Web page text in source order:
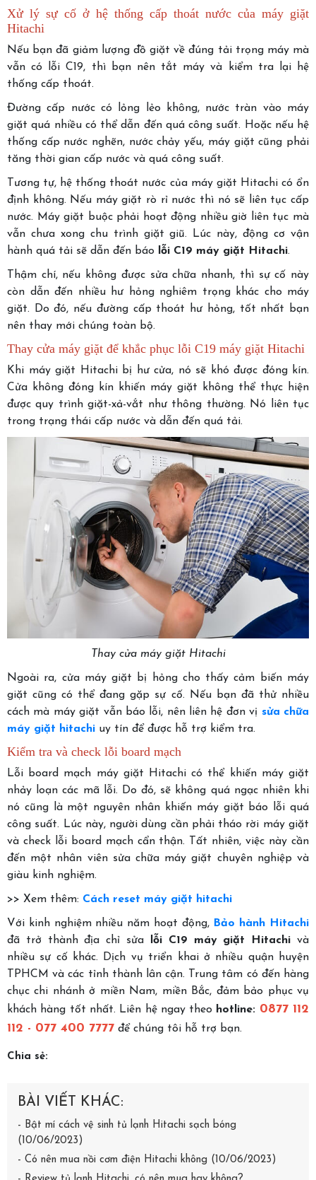
Xử lý sự cố ở hệ thống cấp thoát nước của máy giặt
Hitachi
Nếu bạn đã giảm lượng đồ giặt về đúng tải trọng máy mà
vẫn có lỗi C19, thì bạn nên tắt máy và kiểm tra lại hệ
thống cấp thoát.
Đường cấp nước có lỏng lẻo không, nước tràn vào máy
giặt quá nhiều có thể dẫn đến quá công suất. Hoặc nếu hệ
thống cấp nước nghẽn, nước chảy yếu, máy giặt cũng phải
tăng thời gian cấp nước và quá công suất.
Tương tự, hệ thống thoát nước của máy giặt Hitachi có ổn
định không. Nếu máy giặt rò rỉ nước thì nó sẽ liên tục cấp
nước. Máy giặt buộc phải hoạt động nhiều giờ liên tục mà
vẫn chưa xong chu trình giặt giũ. Lúc này, động cơ vận
hành quá tải sẽ dẫn đến báo lỗi C19 máy giặt Hitachi.
Thậm chí, nếu không được sửa chữa nhanh, thì sự cố này
còn dẫn đến nhiều hư hỏng nghiêm trọng khác cho máy
giặt. Do đó, nếu đường cấp thoát hư hỏng, tốt nhất bạn
nên thay mới chúng toàn bộ.
Thay cửa máy giặt để khắc phục lỗi C19 máy giặt Hitachi
Khi máy giặt Hitachi bị hư cửa, nó sẽ khó được đóng kín.
Cửa không đóng kín khiến máy giặt không thể thực hiện
được quy trình giặt-xả-vắt như thông thường. Nó liên tục
trong trạng thái cấp nước và dẫn đến quá tải.
Thay cửa máy giặt Hitachi
Ngoài ra, cửa máy giặt bị hỏng cho thấy cảm biến máy
giặt cũng có thể đang gặp sự cố. Nếu bạn đã thử nhiều
cách mà máy giặt vẫn báo lỗi, nên liên hệ đơn vị sửa chữa
máy giặt hitachi uy tín để được hỗ trợ kiểm tra.
Kiểm tra và check lỗi board mạch
Lỗi board mạch máy giặt Hitachi có thể khiến máy giặt
nhảy loạn các mã lỗi. Do đó, sẽ không quá ngạc nhiên khi
nó cũng là một nguyên nhân khiến máy giặt báo lỗi quá
công suất. Lúc này, người dùng cần phải tháo rời máy giặt
và check lỗi board mạch cẩn thận. Tất nhiên, việc này cần
đến một nhân viên sửa chữa máy giặt chuyên nghiệp và
giàu kinh nghiệm.
>> Xem thêm: Cách reset máy giặt hitachi
Với kinh nghiệm nhiều năm hoạt động, Bảo hành Hitachi
đã trở thành địa chỉ sửa
lỗi C19 máy giặt Hitachi và
nhiều sự cố khác. Dịch vụ triển khai ở nhiều quận huyện
TPHCM và các tỉnh thành lân cận. Trung tâm có đến hàng
chục chi nhánh ở miền Nam, miền Bắc, đảm bảo phục vụ
khách hàng tốt nhất. Liên hệ ngay theo hotline: 0877 112
112 - 077 400 7777 để chúng tôi hỗ trợ bạn.
Chia sẻ:
BÀI VIẾT KHÁC:
- Bật mí cách vệ sinh tủ lạnh Hitachi sạch bóng
(10/06/2023)
- Có nên mua nồi cơm điện Hitachi không (10/06/2023)